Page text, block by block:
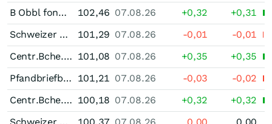
B Obbl fond Ist 1,375 % bis 09/29
102,46 07.08.26 +0,32
+0,31
Schweizer Kantonalbanken Pfandbrief 1,375 % bis 11/27
101,29 07.08.26 -0,01
-0,01
Centr.Bche.Cant 1,00 % bis 09/28 101,08 07.08.26 +0,35
+0,35
Pfandbriefbank der schweizerischen Hypothekarinstitute Pfandbrief 2,50 % bis 02/27
101,21 07.08.26 -0,03
-0,02
Centr.Bche.Cant 0,625 % bis 07/29 100,18 07.08.26 +0,32
+0,32